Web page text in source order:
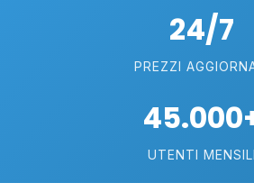
24/7
PREZZI
UTENTI MENSILI